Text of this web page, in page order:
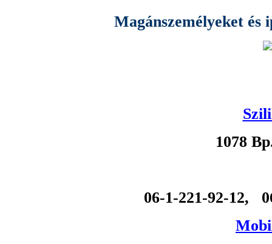
Magánszemélyeket és
1078
06-1-221-92-12,